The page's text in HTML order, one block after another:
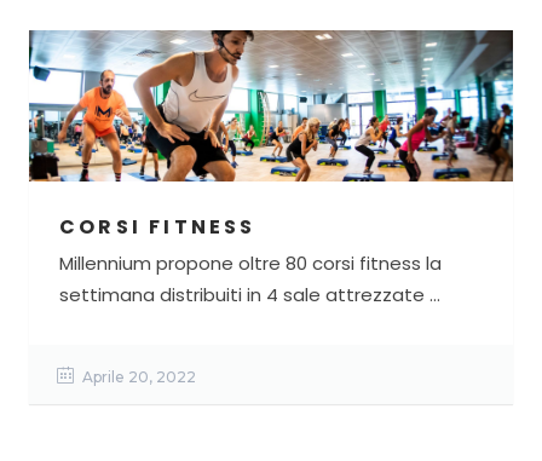
CORSI FITNESS
Millennium propone oltre 80 corsi fitness la
settimana distribuiti in 4 sale attrezzate ...
Aprile 20, 2022